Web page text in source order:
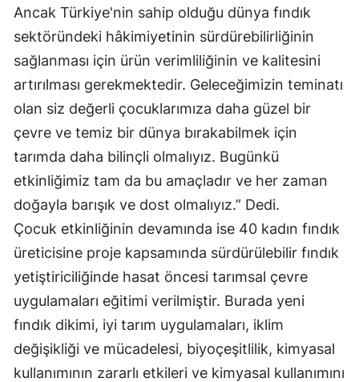
Ancak Türkiye'nin sahip olduğu dünya fındık
sektöründeki hâkimiyetinin sürdürebilirliğinin
sağlanması için ürün verimliliğinin ve kalitesini
artırılması gerekmektedir. Geleceğimizin teminatı
olan siz değerli çocuklarımıza daha güzel bir
çevre ve temiz bir dünya bırakabilmek için
tarımda daha bilinçli olmalıyız. Bugünkü
etkinliğimiz tam da bu amaçladır ve her zaman
doğayla barışık ve dost olmalıyız.” Dedi.
Çocuk etkinliğinin devamında ise 40 kadın fındık
üreticisine proje kapsamında sürdürülebilir fındık
yetiştiriciliğinde hasat öncesi tarımsal çevre
uygulamaları eğitimi verilmiştir. Burada yeni
fındık dikimi, iyi tarım uygulamaları, iklim
değişikliği ve mücadelesi, biyoçeşitlilik, kimyasal
kullanımının zararlı etkileri ve kimyasal kullanımını